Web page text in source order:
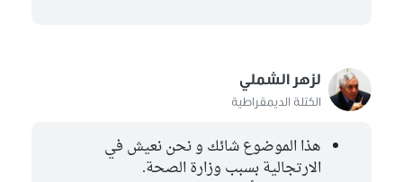
لزهر الشملي
الكتلة الديمقراطية
هذا الموضوع شائك و نحن نعيش في
الارتجالية بسبب وزارة الصحة.